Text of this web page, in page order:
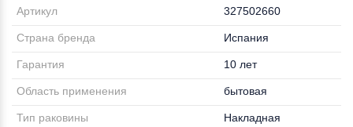
Артикул 327502660
Страна бренда Испания
Гарантия 10 лет
Область применения бытовая
Тип раковины Накладная